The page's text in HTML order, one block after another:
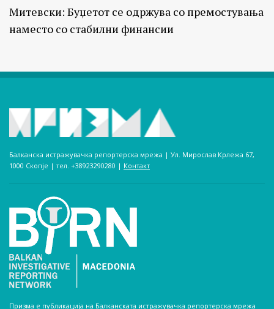
Митевски: Буџетот се одржува со премостувања
наместо со стабилни финансии
Балканска истражувачка репортерска мрежа | Ул. Мирослав Крлежа 67,
1000 Скопје | тел. +38923290280­ | Контакт
Призма е публикација на Балканската истражувачка репортерска мрежа